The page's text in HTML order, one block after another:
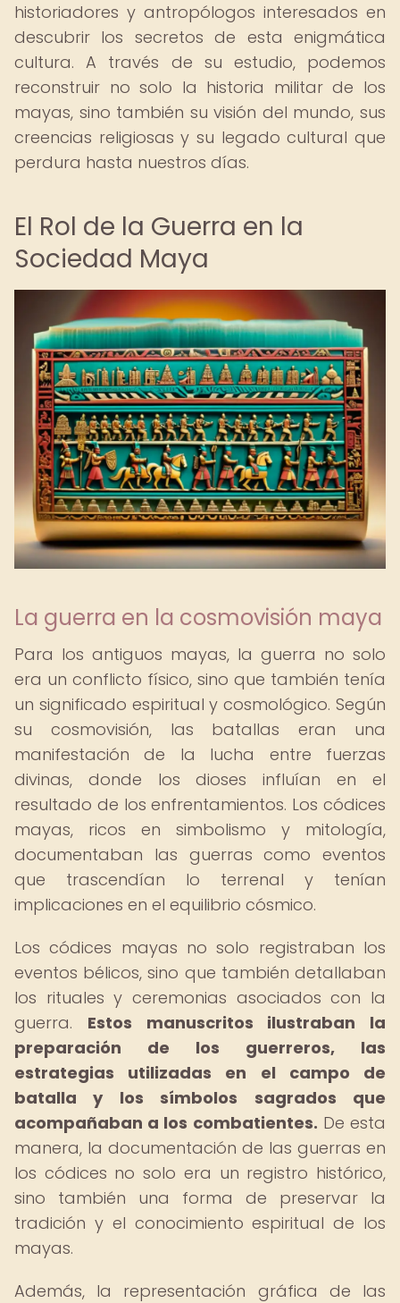
historiadores y antropólogos interesados en
descubrir los secretos de esta enigmática
cultura. A través de su estudio, podemos
reconstruir no solo la historia militar de los
mayas, sino también su visión del mundo, sus
creencias religiosas y su legado cultural que
perdura hasta nuestros días.
El Rol de la Guerra en la
Sociedad Maya
La guerra en la cosmovisión maya
Para los antiguos mayas, la guerra no solo
era un conflicto físico, sino que también tenía
un significado espiritual y cosmológico. Según
su cosmovisión, las batallas eran una
manifestación de la lucha entre fuerzas
divinas, donde los dioses influían en el
resultado de los enfrentamientos. Los códices
mayas, ricos en simbolismo y mitología,
documentaban las guerras como eventos
que trascendían lo terrenal y tenían
implicaciones en el equilibrio cósmico.
Los códices mayas no solo registraban los
eventos bélicos, sino que también detallaban
los rituales y ceremonias asociados con la
guerra. Estos manuscritos ilustraban la
preparación de los guerreros, las
estrategias utilizadas en el campo de
batalla y los símbolos sagrados que
acompañaban a los combatientes. De esta
manera, la documentación de las guerras en
los códices no solo era un registro histórico,
sino también una forma de preservar la
tradición y el conocimiento espiritual de los
mayas.
Además, la representación gráfica de las